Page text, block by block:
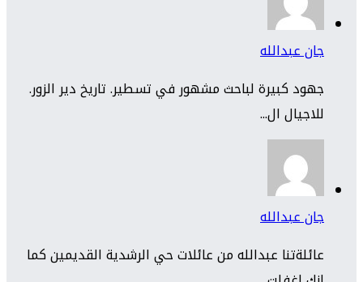
جان عبدالله
جهود كبيرة لباحث مشهور في تسطير. تاريخ دير الزور.
للاجيال ال...
جان عبدالله
عائلةتنا عبدالله من عائلات حي الرشدية القديمين كما